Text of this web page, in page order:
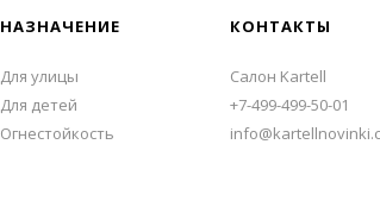
НАЗНАЧЕНИЕ
Для улицы
Для детей
Огнестойкость
КОНТАКТЫ
Салон Kartell
+7-499-499-50-01